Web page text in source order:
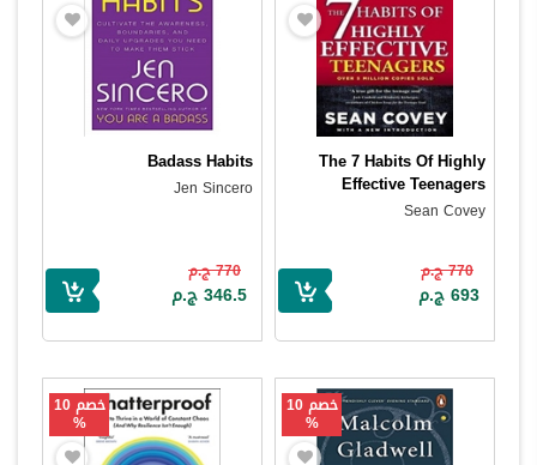
The 7 Habits Of Highly
Effective Teenagers
Sean Covey
770 ج.م
693 ج.م
Badass Habits
Jen Sincero
770 ج.م
346.5 ج.م
خصم 10
%
خصم 10
%